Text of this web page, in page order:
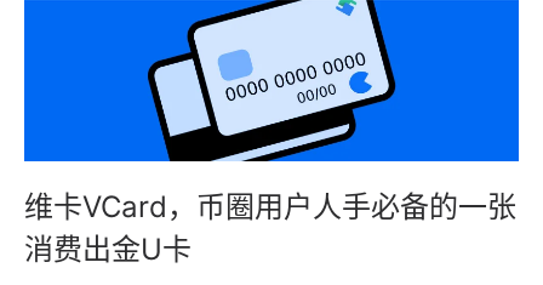
维卡VCard，币圈用户人手必备的一张
消费出金U卡